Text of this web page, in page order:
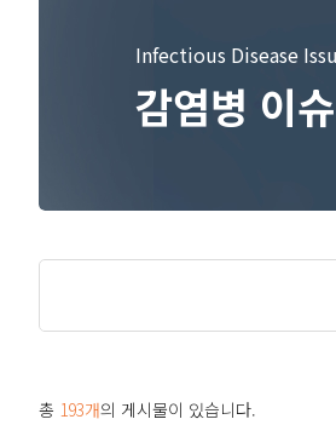
Infectious Disease
감염병 이슈
총 193개의 게시물이 있습니다.